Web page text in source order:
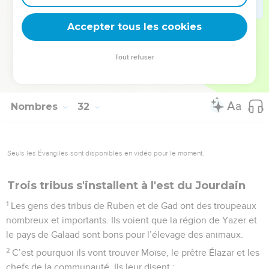
les chefs militaires dans la tente de la rencontre, pour que le
SEIGNEUR se souvienne des Israélites.
© Société biblique française – Bibli’O, 2000, avec autorisation. Pour vous procurer
Nombres 32
Seuls les Évangiles sont disponibles en vidéo pour le moment.
Trois tribus s'installent à l'est du Jourdain
1 Les gens des tribus de Ruben et de Gad ont des troupeaux
nombreux et importants. Ils voient que la région de Yazer et
le pays de Galaad sont bons pour l’élevage des animaux.
2 C’est pourquoi ils vont trouver Moïse, le prêtre Élazar et les
chefs de la communauté. Ils leur disent :
Accepter tous les cookies
Tout refuser